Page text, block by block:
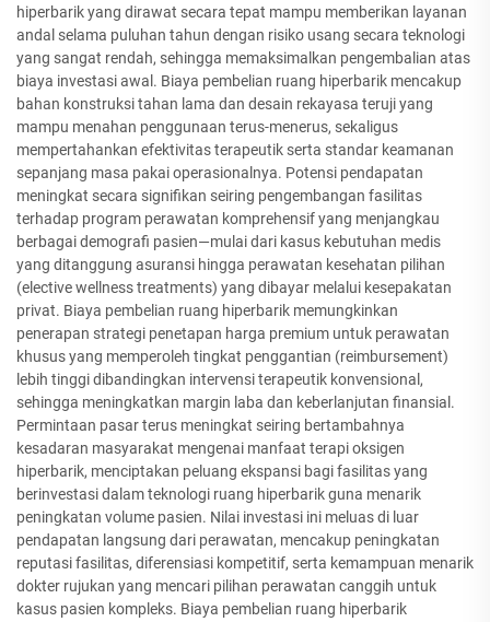
hiperbarik yang dirawat secara tepat mampu memberikan layanan
andal selama puluhan tahun dengan risiko usang secara teknologi
yang sangat rendah, sehingga memaksimalkan pengembalian atas
biaya investasi awal. Biaya pembelian ruang hiperbarik mencakup
bahan konstruksi tahan lama dan desain rekayasa teruji yang
mampu menahan penggunaan terus-menerus, sekaligus
mempertahankan efektivitas terapeutik serta standar keamanan
sepanjang masa pakai operasionalnya. Potensi pendapatan
meningkat secara signifikan seiring pengembangan fasilitas
terhadap program perawatan komprehensif yang menjangkau
berbagai demografi pasien—mulai dari kasus kebutuhan medis
yang ditanggung asuransi hingga perawatan kesehatan pilihan
(elective wellness treatments) yang dibayar melalui kesepakatan
privat. Biaya pembelian ruang hiperbarik memungkinkan
penerapan strategi penetapan harga premium untuk perawatan
khusus yang memperoleh tingkat penggantian (reimbursement)
lebih tinggi dibandingkan intervensi terapeutik konvensional,
sehingga meningkatkan margin laba dan keberlanjutan finansial.
Permintaan pasar terus meningkat seiring bertambahnya
kesadaran masyarakat mengenai manfaat terapi oksigen
hiperbarik, menciptakan peluang ekspansi bagi fasilitas yang
berinvestasi dalam teknologi ruang hiperbarik guna menarik
peningkatan volume pasien. Nilai investasi ini meluas di luar
pendapatan langsung dari perawatan, mencakup peningkatan
reputasi fasilitas, diferensiasi kompetitif, serta kemampuan menarik
dokter rujukan yang mencari pilihan perawatan canggih untuk
kasus pasien kompleks. Biaya pembelian ruang hiperbarik